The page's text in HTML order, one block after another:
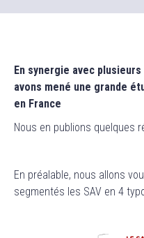
En synergie avec
avons mené une grande
en France
Nous en publions quelques
En préalable, nous allons
segmentés les SAV en 4